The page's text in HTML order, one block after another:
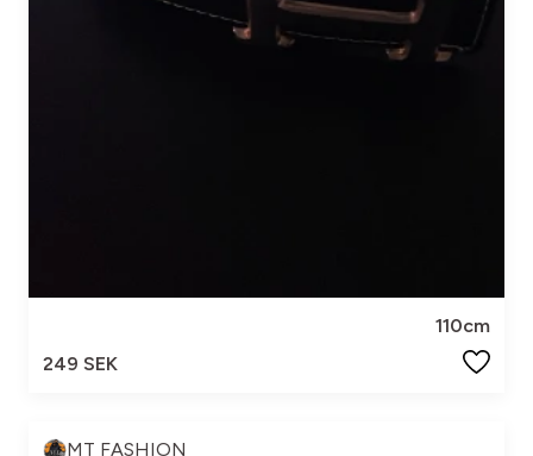
110cm
249 SEK
MT FASHION